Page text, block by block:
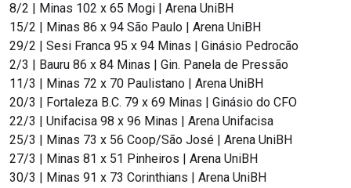
8/2 | Minas 102 x 65 Mogi | Arena UniBH
15/2 | Minas 86 x 94 São Paulo | Arena UniBH
29/2 | Sesi Franca 95 x 94 Minas | Ginásio Pedrocão
2/3 | Bauru 86 x 84 Minas | Gin. Panela de Pressão
11/3 | Minas 72 x 70 Paulistano | Arena UniBH
20/3 | Fortaleza B.C. 79 x 69 Minas | Ginásio do CFO
22/3 | Unifacisa 98 x 96 Minas | Arena Unifacisa
25/3 | Minas 73 x 56 Coop/São José | Arena UniBH
27/3 | Minas 81 x 51 Pinheiros | Arena UniBH
30/3 | Minas 91 x 73 Corinthians | Arena UniBH